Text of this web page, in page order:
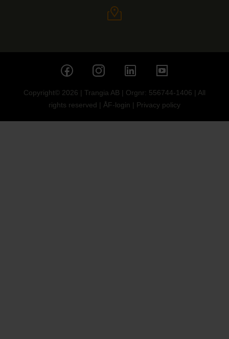
Copyright© 2026 | Trangia AB | Orgnr: 556744-1406 | All
rights reserved | ÅF-login | Privacy policy